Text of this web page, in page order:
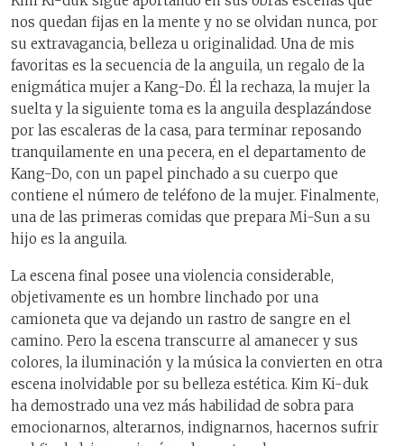
nos quedan fijas en la mente y no se olvidan nunca, por
su extravagancia, belleza u originalidad. Una de mis
favoritas es la secuencia de la anguila, un regalo de la
enigmática mujer a Kang-Do. Él la rechaza, la mujer la
suelta y la siguiente toma es la anguila desplazándose
por las escaleras de la casa, para terminar reposando
tranquilamente en una pecera, en el departamento de
Kang-Do, con un papel pinchado a su cuerpo que
contiene el número de teléfono de la mujer. Finalmente,
una de las primeras comidas que prepara Mi-Sun a su
hijo es la anguila.
La escena final posee una violencia considerable,
objetivamente es un hombre linchado por una
camioneta que va dejando un rastro de sangre en el
camino. Pero la escena transcurre al amanecer y sus
colores, la iluminación y la música la convierten en otra
escena inolvidable por su belleza estética. Kim Ki-duk
ha demostrado una vez más habilidad de sobra para
emocionarnos, alterarnos, indignarnos, hacernos sufrir